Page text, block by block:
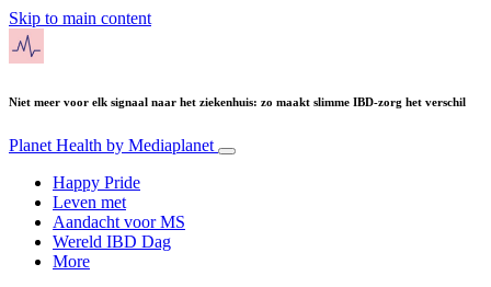
Skip to main content
Niet meer voor elk signaal naar het ziekenhuis: zo maakt slimme IBD-zorg het verschil
Planet Health by Mediaplanet
Happy Pride
Leven met
Aandacht voor MS
Wereld IBD Dag
More